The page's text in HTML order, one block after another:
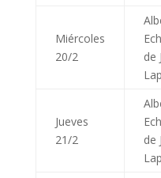
Miércoles
20/2
de
Jueves
21/2
de